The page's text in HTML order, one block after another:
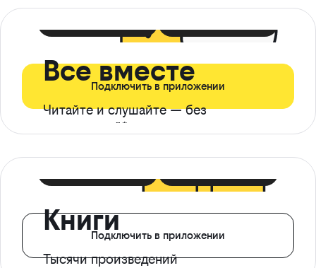
Все вместе
Читайте и слушайте — без
ограничений*
Подключить в приложении
Книги
Тысячи произведений
Подключить в приложении